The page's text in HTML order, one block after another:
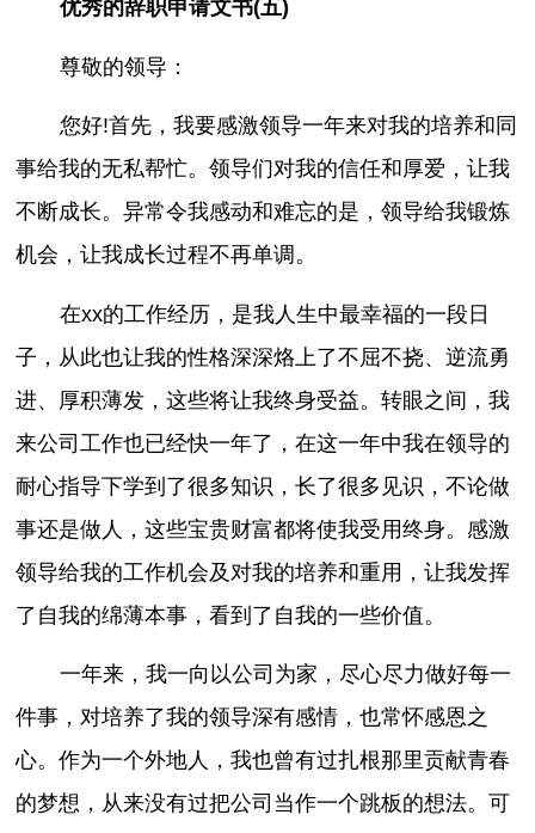
优秀的辞职申请文书(五)
尊敬的领导：
您好!首先，我要感激领导一年来对我的培养和同
事给我的无私帮忙。领导们对我的信任和厚爱，让我
不断成长。异常令我感动和难忘的是，领导给我锻炼
机会，让我成长过程不再单调。
在xx的工作经历，是我人生中最幸福的一段日
子，从此也让我的性格深深烙上了不屈不挠、逆流勇
进、厚积薄发，这些将让我终身受益。转眼之间，我
来公司工作也已经快一年了，在这一年中我在领导的
耐心指导下学到了很多知识，长了很多见识，不论做
事还是做人，这些宝贵财富都将使我受用终身。感激
领导给我的工作机会及对我的培养和重用，让我发挥
了自我的绵薄本事，看到了自我的一些价值。
一年来，我一向以公司为家，尽心尽力做好每一
件事，对培养了我的领导深有感情，也常怀感恩之
心。作为一个外地人，我也曾有过扎根那里贡献青春
的梦想，从来没有过把公司当作一个跳板的想法。可